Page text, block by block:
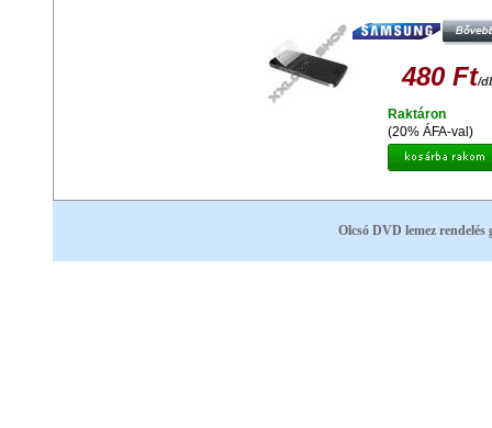
480 Ft/
(20% ÁFA-val)
Raktáron
Olcsó DVD lemez